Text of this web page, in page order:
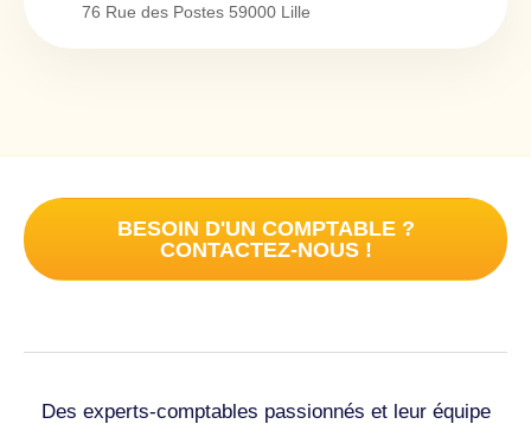
76 Rue des Postes 59000 Lille
BESOIN D'UN COMPTABLE ?
CONTACTEZ-NOUS !
Des experts-comptables passionnés et leur équipe